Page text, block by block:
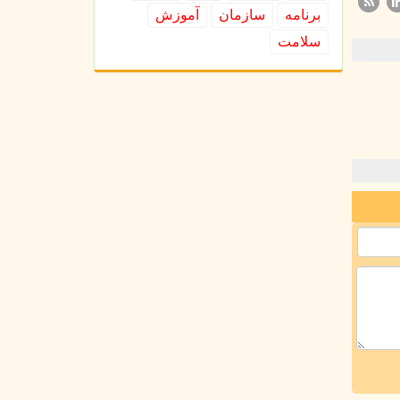
برنامه سازمان
آموزش
سلامت